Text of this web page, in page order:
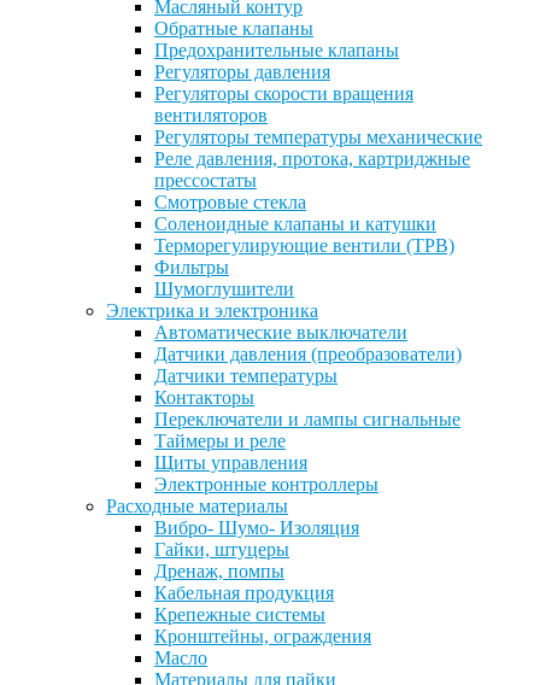
Масляный контур
Обратные клапаны
Предохранительные клапаны
Регуляторы давления
Регуляторы скорости вращения
вентиляторов
Регуляторы температуры механические
Реле давления, протока, картриджные
прессостаты
Смотровые стекла
Соленоидные клапаны и катушки
Терморегулирующие вентили (ТРВ)
Фильтры
Шумоглушители
Электрика и электроника
Автоматические выключатели
Датчики давления (преобразователи)
Датчики температуры
Контакторы
Переключатели и лампы сигнальные
Таймеры и реле
Щиты управления
Электронные контроллеры
Расходные материалы
Вибро- Шумо- Изоляция
Гайки, штуцеры
Дренаж, помпы
Кабельная продукция
Крепежные системы
Кронштейны, ограждения
Масло
Материалы для пайки